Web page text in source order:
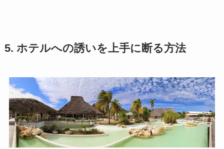
5. ホテルへの誘いを上手に断る方法